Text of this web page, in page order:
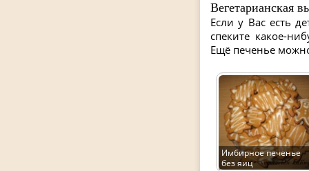
Вегетарианская
Если у Вас есть
спеките какое-
Ещё печенье
Имбирное печенье
без яиц